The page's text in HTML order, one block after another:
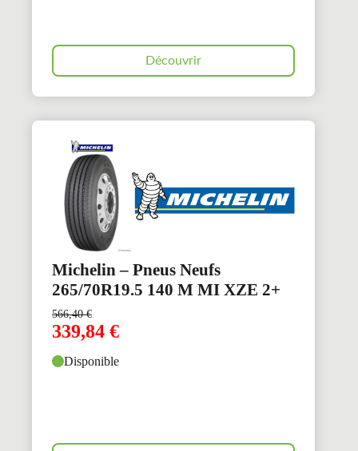
Découvrir
Michelin – Pneus Neufs
265/70R19.5 140 M MI XZE 2+
566,40€
339,84 €
Disponible